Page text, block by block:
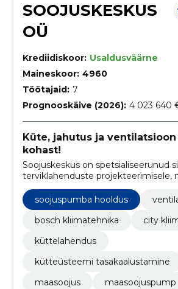
SOOJUSKESKUS
OÜ
Krediidiskoor: Usaldusväärne
Maineskoor: 4960
Töötajaid: 7
Prognooskäive (2026): 4 023 640
Küte, jahutus ja
kohast!
Soojuskeskus on spetsialiseerunud
terviklahenduste projekteerimisele,
paigaldamisele, hõlmates selles nii
ka ventilatsiooni süsteemidega
soojuspumba hooldus
bosch kliimatehnika
city
küttelahendus
kütteüsteemi tasakaalustamine
maasoojus
maasoojuspump